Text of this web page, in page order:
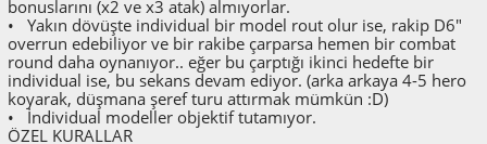
bonuslarını (x2 ve x3 atak) almıyorlar.
• Yakın dövüşte individual bir model rout olur ise, rakip D6"
overrun edebiliyor ve bir rakibe çarparsa hemen bir combat
round daha oynanıyor.. eğer bu çarptığı ikinci hedefte bir
individual ise, bu sekans devam ediyor. (arka arkaya 4-5 hero
koyarak, düşmana şeref turu attırmak mümkün :D)
• İndividual modeller objektif tutamıyor.
ÖZEL KURALLAR